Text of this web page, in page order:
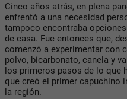
Cinco años atrás, en plena
enfrentó a una necesidad
tampoco encontraba
de casa. Fue entonces que,
comenzó a experimentar con
polvo, bicarbonato, canela y
los primeros pasos de lo que
que creó el primer capuchino
la región.